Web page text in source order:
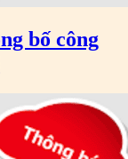
bố công